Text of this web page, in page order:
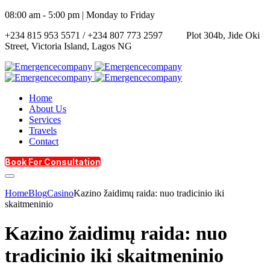
08:00 am - 5:00 pm | Monday to Friday
+234 815 953 5571 / +234 807 773 2597
Plot 304b, Jide Oki
Street, Victoria Island, Lagos NG
Home
About Us
Services
Travels
Contact
Book For Consultation
HomeBlogCasinoKazino žaidimų raida: nuo tradicinio iki
skaitmeninio
Kazino žaidimų raida: nuo
tradicinio iki skaitmeninio